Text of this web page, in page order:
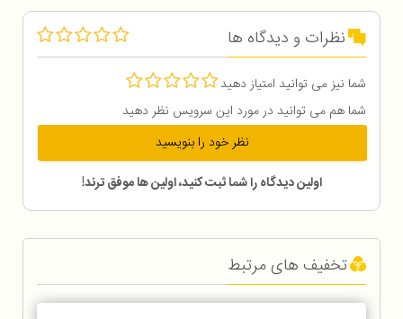
نظرات و دیدگاه ها
شما نیز می توانید امتیاز دهید
شما هم می توانید در مورد این سرویس نظر دهید
نظر خود را بنویسید
اولین دیدگاه را شما ثبت کنید، اولین ها موفق ترند!
تخفیف های مرتبط